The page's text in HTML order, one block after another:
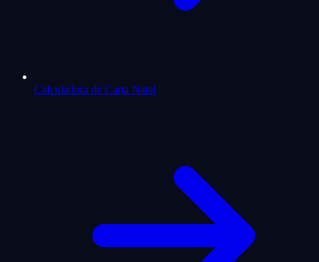
Calculadora de Carta Natal